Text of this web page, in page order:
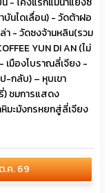
บันไดเลื่อน) - วัดต้าฝอ
า - วัดซงจ้านหลิน(รวม
YUN DI AN (ไม่
เมืองโบราณลี่เจียง -
-กลับ) – หุบเขา
) ชมการแสดง
หิมะมังกรหยกสู่ลี่เจียง
สาบเอ๋อไห่ - Dali
อถนนจินปี้ลู่ - วัดหยวน
ย
.ค. 69